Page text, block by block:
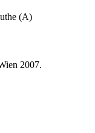
(A)
2007.